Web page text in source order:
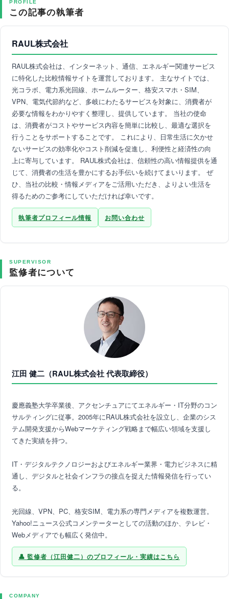
PROFILE
この記事の執筆者
RAUL株式会社
RAUL株式会社は、インターネット、通信、エネルギー関連サービス
に特化した比較情報サイトを運営しております。 主なサイトでは、
光コラボ、電力系光回線、ホームルーター、格安スマホ・SIM、
VPN、電気代節約など、多岐にわたるサービスを対象に、消費者が
必要な情報をわかりやすく整理し、提供しています。 当社の使命
は、消費者がコストやサービス内容を簡単に比較し、最適な選択を
行うことをサポートすることです。 これにより、日常生活に欠かせ
ないサービスの効率化やコスト削減を促進し、利便性と経済性の向
上に寄与しています。 RAUL株式会社は、信頼性の高い情報提供を通
じて、消費者の生活を豊かにするお手伝いを続けてまいります。 ぜ
ひ、当社の比較・情報メディアをご活用いただき、よりよい生活を
得るためのご参考にしていただければ幸いです。
執筆者プロフィール情報 お問い合わせ
SUPERVISOR
監修者について
江田 健二（RAUL株式会社 代表取締役）
慶應義塾大学卒業後、アクセンチュアにてエネルギー・IT分野のコン
サルティングに従事。2005年にRAUL株式会社を設立し、企業のシス
テム開発支援からWebマーケティング戦略まで幅広い領域を支援し
てきた実績を持つ。
IT・デジタルテクノロジーおよびエネルギー業界・電力ビジネスに精
通し、デジタルと社会インフラの接点を捉えた情報発信を行ってい
る。
光回線、VPN、PC、格安SIM、電力系の専門メディアを複数運営。
Yahoo!ニュース公式コメンテーターとしての活動のほか、テレビ・
Webメディアでも幅広く発信中。
監修者（江田健二）のプロフィール・実績はこちら
COMPANY